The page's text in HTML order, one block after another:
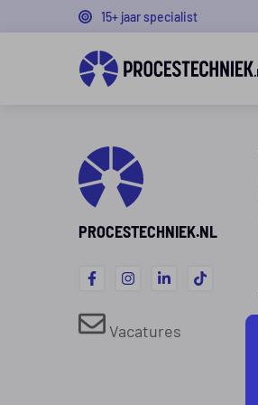
15+ jaar specialist
PROCESTECHNIEK.NL
Vacatures